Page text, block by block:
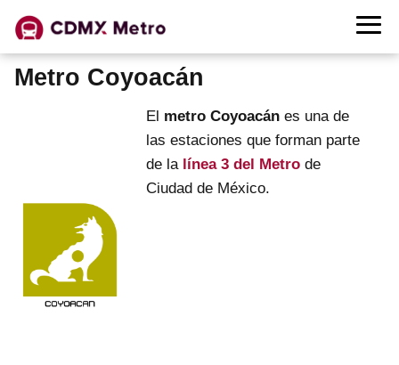
Metro Coyoacán
El metro Coyoacán es una de
las estaciones que forman parte
de la línea 3 del Metro de
Ciudad de México.